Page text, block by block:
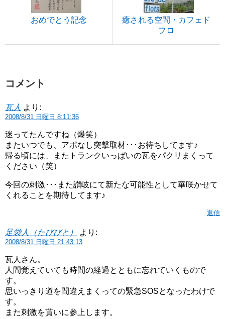
おめでとう記念
癒される空間・カフェド
フロ
コメント
瓦人 より:
2008/8/31 日曜日 8:11:36
迷ってたんですね（爆笑）
またいつでも、アポなし突撃取材･･･お待ちしてます♪
帰る頃には、またトランクいっぱいの瓦をパクリまくって
ください（笑）
今回の刺激･･･また讃岐にて新たな可能性として華咲かせて
くれることを期待してます♪
返信
足袋人（たびびと） より:
2008/8/31 日曜日 21:43:13
瓦人さん。
人間覚えていても時間の経過とともに忘れていくもので
す。
思いっきり道を間違えまくっての緊急SOSとなったわけで
す。
また刺激を貰いに参上します。